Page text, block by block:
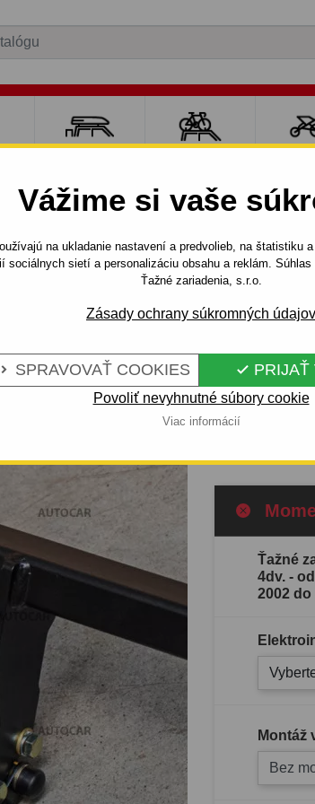
Vážime si vaše
na ukladanie nastavení a predvolieb, na štatistiku
sociálnych sietí a personalizáciu obsahu a reklám.
Ťažné zariadenia, s.r.o.
Zásady ochrany súkromných údajov
SPRAVOVAŤ COOKIES  PRIJAŤ
Povoliť nevyhnutné súbory cookie
Viac informácií
- odnímateľný bajonetový systém - od 2002 do
CHEVROLET
OD 2002 DO
Kód: X 15 Au
Ťažné
CHEVROLET
automobilu: od
Ťažné
4dv. -
2002 do
Montáž
Bez